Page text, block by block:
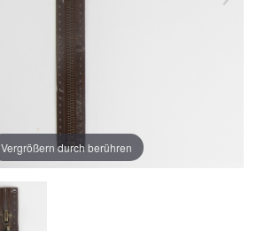
Vergrößern durch berühren